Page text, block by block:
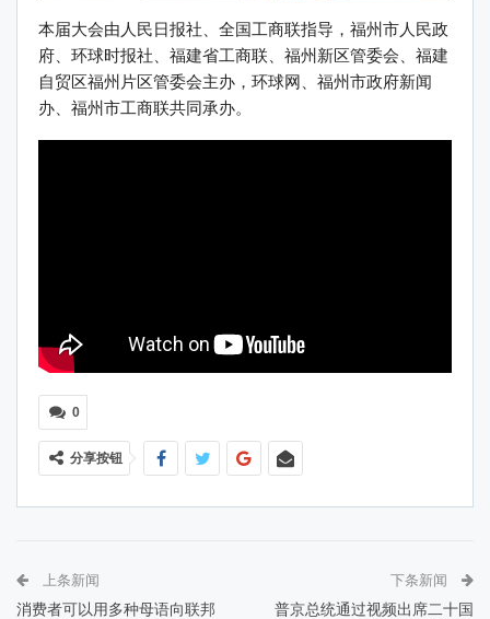
本届大会由人民日报社、全国工商联指导，福州市人民政
府、环球时报社、福建省工商联、福州新区管委会、福建
自贸区福州片区管委会主办，环球网、福州市政府新闻
办、福州市工商联共同承办。
0
分享按钮
上条新闻
消费者可以用多种母语向联邦
下条新闻
普京总统通过视频出席二十国